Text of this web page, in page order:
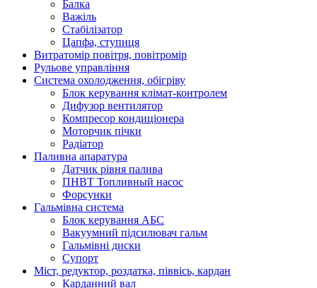
Балка
Важіль
Стабілізатор
Цапфа, ступиця
Витратомір повітря, повітромір
Рульове управління
Система охолодження, обігріву
Блок керування клімат-контролем
Дифузор вентилятор
Компресор кондиціонера
Моторчик пічки
Радіатор
Паливна апаратура
Датчик рівня палива
ПНВТ Топливный насос
Форсунки
Гальмівна система
Блок керування АБС
Вакуумний підсилювач гальм
Гальмівні диски
Супорт
Міст, редуктор, роздатка, піввісь, кардан
Карданний вал